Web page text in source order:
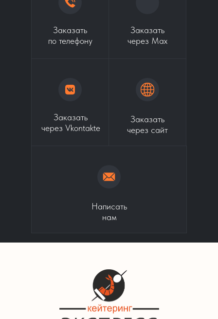
Заказать
по телефону
Заказать
через Max
Заказать
через Vkontakte
Заказать
через сайт
Написать
нам